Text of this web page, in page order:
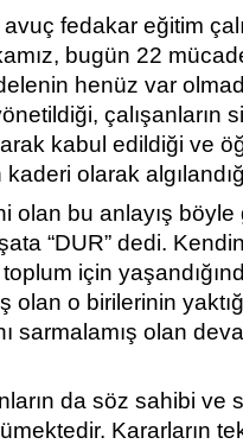
fedakar eğitim
bugün 22
henüz var
çalışanların
kabul edildiği ve
olarak
olan bu anlayış
“DUR” dedi.
için
olan o birilerinin
sarmalamış olan
da söz sahibi
Kararların tek